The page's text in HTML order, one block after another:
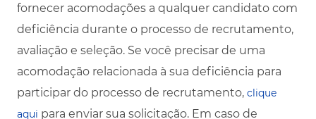
fornecer acomodações a qualquer candidato com
deficiência durante o processo de recrutamento,
avaliação e seleção. Se você precisar de uma
acomodação relacionada à sua deficiência para
participar do processo de recrutamento, clique
aqui para enviar sua solicitação. Em caso de